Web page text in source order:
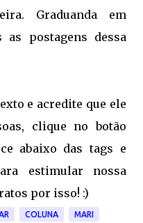
Graduanda em
as postagens dessa
e acredite que ele
clique no botão
abaixo das tags e
estimular nossa
por isso! :)
COLUNA MARI